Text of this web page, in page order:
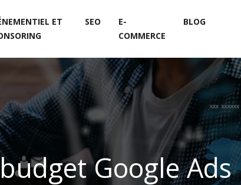
ET
SEO
E-
COMMERCE
BLOG
Google Ads